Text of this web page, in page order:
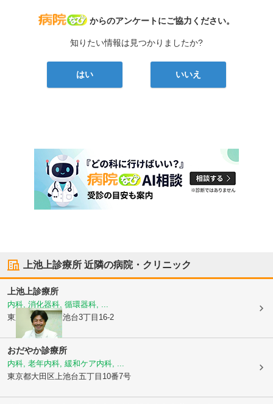
病院なび
からのアンケートにご協力ください。
知りたい情報は見つかりましたか?
はい いいえ
上池上診療所 近隣の病院・クリニック
上池上診療所
内科, 消化器科, 循環器科, ...
東京都大田区上池台3丁目16-2
おだやか診療所
内科, 老年内科, 緩和ケア内科, ...
東京都大田区上池台五丁目10番7号